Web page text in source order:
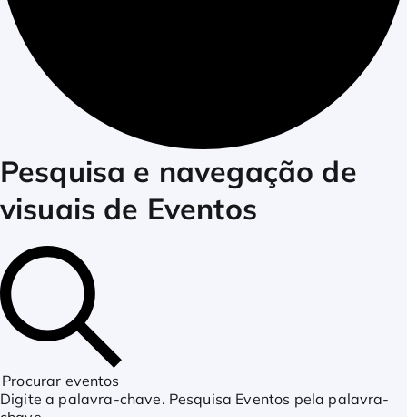
Eventos
for
julho
24,
Pesquisa e navegação de
visuais de Eventos
Procurar eventos
Digite a palavra-chave. Pesquisa Eventos pela palavra-